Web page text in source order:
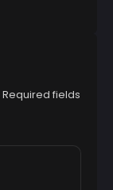
Required fields